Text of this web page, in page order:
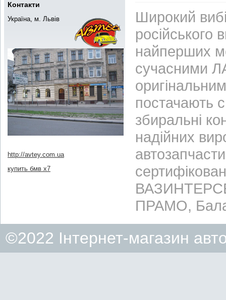
Контакти
Україна, м. Львів
http://avtey.com.ua
купить бмв x7
Широкий
найперших
сучасними
постачають
збиральні
надійних
ПРАМО,
©2022 Інтернет-магазин